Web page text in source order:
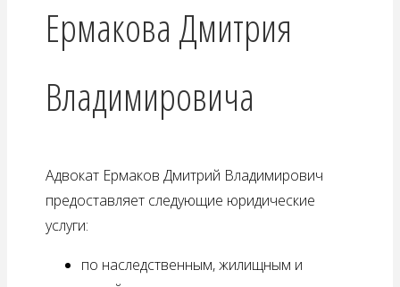
Ермакова Дмитрия
Владимировича
Адвокат Ермаков Дмитрий Владимирович
предоставляет следующие юридические
услуги:
по наследственным, жилищным и